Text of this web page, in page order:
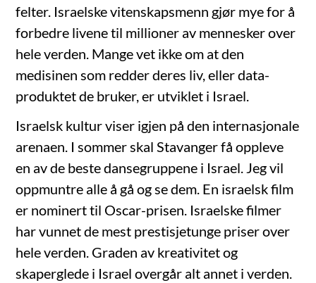
felter. Israelske vitenskapsmenn gjør mye for å
forbedre livene til millioner av mennesker over
hele verden. Mange vet ikke om at den
medisinen som redder deres liv, eller data-
produktet de bruker, er utviklet i Israel.
Israelsk kultur viser igjen på den internasjonale
arenaen. I sommer skal Stavanger få oppleve
en av de beste dansegruppene i Israel. Jeg vil
oppmuntre alle å gå og se dem. En israelsk film
er nominert til Oscar-prisen. Israelske filmer
har vunnet de mest prestisjetunge priser over
hele verden. Graden av kreativitet og
skaperglede i Israel overgår alt annet i verden.